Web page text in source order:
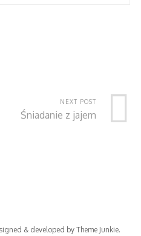
NEXT POST
Śniadanie z jajem
& developed by Theme Junkie.